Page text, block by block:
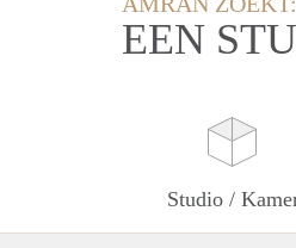
EEN
Studio /